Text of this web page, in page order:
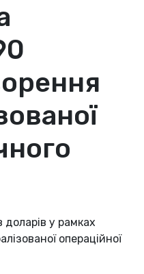
у рамках
операційної